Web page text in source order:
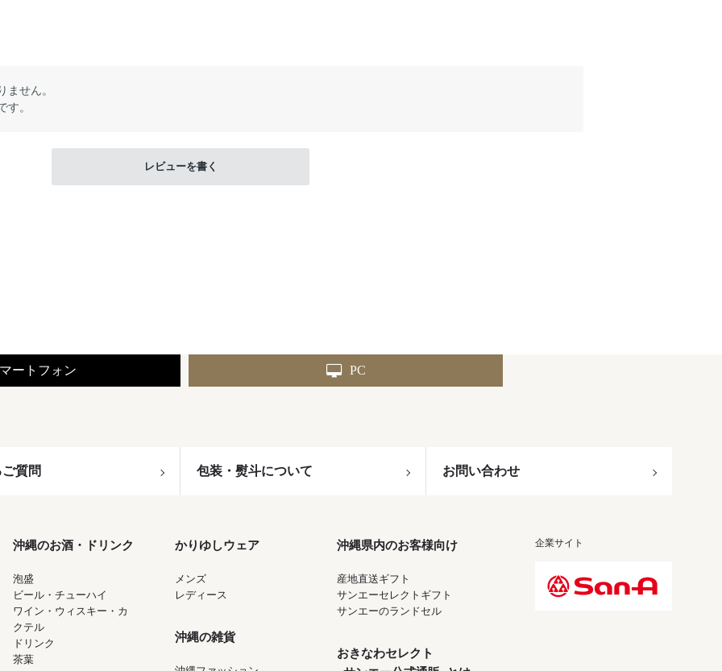
ません。
す。
レビューを書く
ートフォン PC
質問 包装・熨斗について お問い合わせ
沖縄のお酒・ドリンク
泡盛
ビール・チューハイ
ワイン・ウィスキー・カ
クテル
ドリンク
茶葉
かりゆしウェア
メンズ
レディース
沖縄の雑貨
沖縄県内のお客様向け
産地直送ギフト
サンエーセレクトギフト
サンエーのランドセル
おきなわセレクト
企業サイト